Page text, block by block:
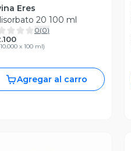
Eres
20 100 ml
0(0)
x 100 ml)
Agregar al carro